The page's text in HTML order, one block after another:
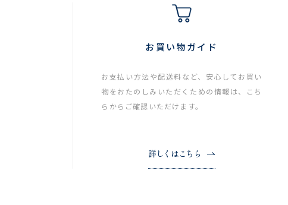
お買い物ガイド
お支払い方法や配送料など、安心してお買い
物をおたのしみいただくための情報は、こち
らからご確認いただけます。
詳しくはこちら